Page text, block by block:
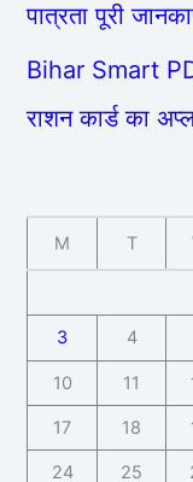
पात्रता पूरी
Bihar Smart
राशन कार्ड का
M T
3 4
10 11
17 18
24 25